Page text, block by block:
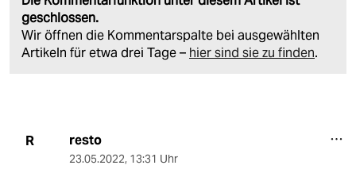
geschlossen.
Wir öffnen die Kommentarspalte bei ausgewählten
Artikeln für etwa drei Tage – hier sind sie zu finden.
R resto
23.05.2022, 13:31 Uhr